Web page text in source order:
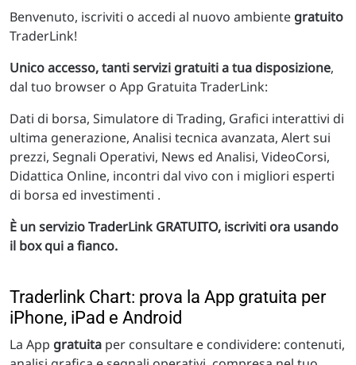
Benvenuto, iscriviti o accedi al nuovo ambiente gratuito
TraderLink!
Unico accesso, tanti servizi gratuiti a tua disposizione,
dal tuo browser o App Gratuita TraderLink:
Dati di borsa, Simulatore di Trading, Grafici interattivi di
ultima generazione, Analisi tecnica avanzata, Alert sui
prezzi, Segnali Operativi, News ed Analisi, VideoCorsi,
Didattica Online, incontri dal vivo con i migliori esperti
di borsa ed investimenti .
È un servizio TraderLink GRATUITO, iscriviti ora usando
il box qui a fianco.
Traderlink Chart: prova la App gratuita per
iPhone, iPad e Android
La App gratuita per consultare e condividere: contenuti,